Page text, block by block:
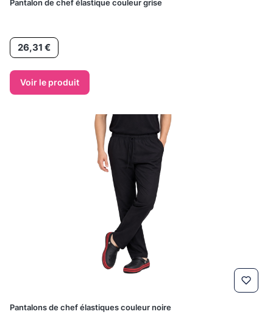
Pantalon de chef élastique couleur grise
Prix26,31 €
Voir le produit
Pantalons de chef élastiques couleur noire